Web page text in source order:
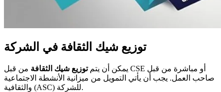
توزيع شيك الثقافة في الشركة
يمكن أن يتمتوزيع شيك الثقافة من قبل CSE أو مباشرة من قبل
صاحب العمل. يجب أن يأتي التمويل من ميزانية الأنشطة الاجتماعية
والثقافية (ASC) للشركة.